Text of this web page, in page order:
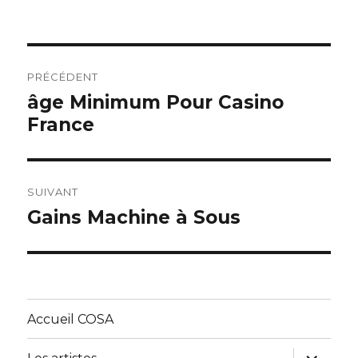
de
l’article
PRÉCÉDENT
Article
précédent :
âge Minimum Pour Casino
France
SUIVANT
Article
Gains Machine à Sous
Accueil COSA
ouvrir